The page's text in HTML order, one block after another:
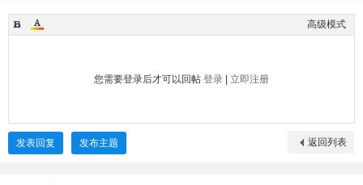
高级模式
您需要登录后才可以回帖 登录 立即注册
返回列表
发表回复 发布主题